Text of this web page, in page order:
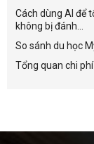
Cách dùng AI để
không bị đánh...
So sánh du học
Tổng quan chi